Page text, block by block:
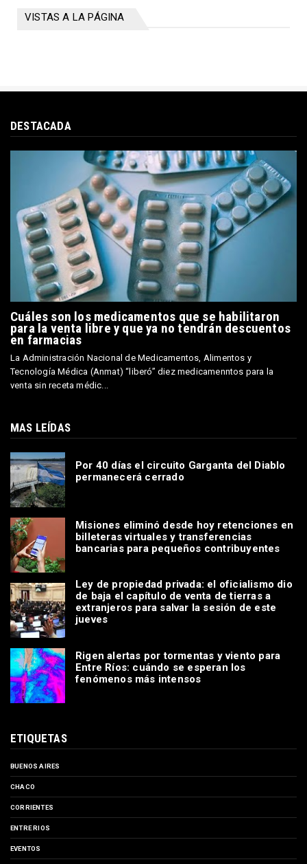
VISTAS A LA PÁGINA
DESTACADA
Cuáles son los medicamentos que se habilitaron
para la venta libre y que ya no tendrán descuentos
en farmacias
La Administración Nacional de Medicamentos, Alimentos y
Tecnología Médica (Anmat) “liberó” diez medicamenntos para la
venta sin receta médic...
MAS LEÍDAS
Por 40 días el circuito Garganta del Diablo
permanecerá cerrado
Misiones eliminó desde hoy retenciones en
billeteras virtuales y transferencias
bancarias para pequeños contribuyentes
Ley de propiedad privada: el oficialismo dio
de baja el capítulo de venta de tierras a
extranjeros para salvar la sesión de este
jueves
Rigen alertas por tormentas y viento para
Entre Ríos: cuándo se esperan los
fenómenos más intensos
ETIQUETAS
BUENOS AIRES
CHACO
CORRIENTES
ENTRE RIOS
EVENTOS